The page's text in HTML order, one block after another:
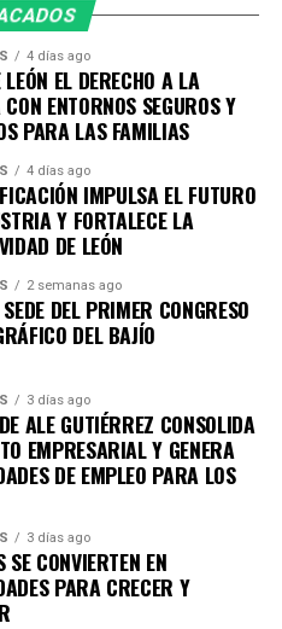
instituciones
de la ciudad,
de Seguridad
Universidad
La Salle Bajío,
de Monterrey
el trabajo colaborativo
privada y sociedad.
León refrendan su
ciudadana y la
herramientas
una ciudad más
y preparada para los
4 días ago
LEÓN EL DERECHO A LA
ENTORNOS SEGUROS Y
PARA LAS FAMILIAS
4 días ago
IMPULSA EL FUTURO
Y FORTALECE LA
DE LEÓN
2 semanas ago
DEL PRIMER CONGRESO
DEL BAJÍO
3 días ago
ALE GUTIÉRREZ CONSOLIDA
EMPRESARIAL Y GENERA
DE EMPLEO PARA LOS
3 días ago
SE CONVIERTEN EN
PARA CRECER Y